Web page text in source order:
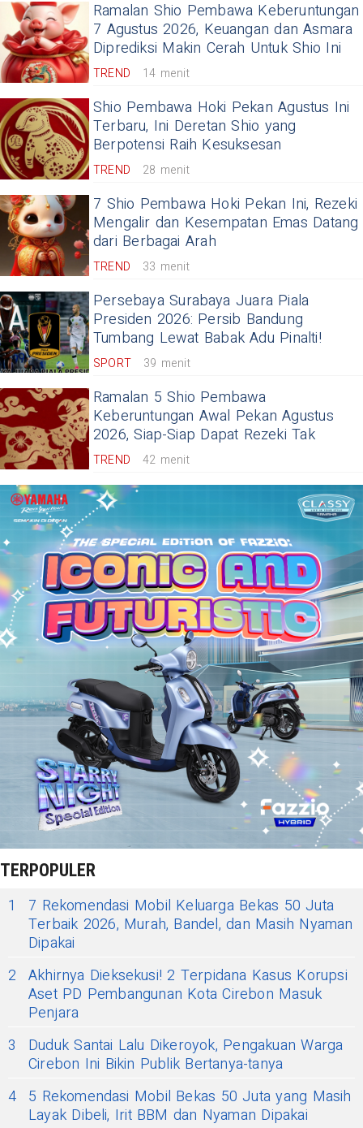
Ramalan Shio Pembawa Keberuntungan
7 Agustus 2026, Keuangan dan Asmara
Diprediksi Makin Cerah Untuk Shio Ini
TREND 14 menit
Shio Pembawa Hoki Pekan Agustus Ini
Terbaru, Ini Deretan Shio yang
Berpotensi Raih Kesuksesan
TREND 28 menit
7 Shio Pembawa Hoki Pekan Ini, Rezeki
Mengalir dan Kesempatan Emas Datang
dari Berbagai Arah
TREND 33 menit
Persebaya Surabaya Juara Piala
Presiden 2026: Persib Bandung
Tumbang Lewat Babak Adu Pinalti!
SPORT 39 menit
Ramalan 5 Shio Pembawa
Keberuntungan Awal Pekan Agustus
2026, Siap-Siap Dapat Rezeki Tak
TREND 42 menit
TERPOPULER
1
7 Rekomendasi Mobil Keluarga Bekas 50 Juta
Terbaik 2026, Murah, Bandel, dan Masih Nyaman
Dipakai
2 Akhirnya Dieksekusi! 2 Terpidana Kasus Korupsi
Aset PD Pembangunan Kota Cirebon Masuk
Penjara
3
Duduk Santai Lalu Dikeroyok, Pengakuan Warga
Cirebon Ini Bikin Publik Bertanya-tanya
4 5 Rekomendasi Mobil Bekas 50 Juta yang Masih
Layak Dibeli, Irit BBM dan Nyaman Dipakai